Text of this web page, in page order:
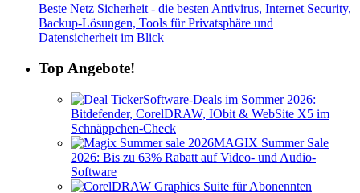
Beste Netz Sicherheit - die besten Antivirus, Internet Security,
Backup-Lösungen, Tools für Privatsphäre und
Datensicherheit im Blick
Top Angebote!
Software-Deals im Sommer 2026:
Bitdefender, CorelDRAW, IObit & WebSite X5 im
Schnäppchen-Check
MAGIX Summer Sale
2026: Bis zu 63% Rabatt auf Video- und Audio-
Software